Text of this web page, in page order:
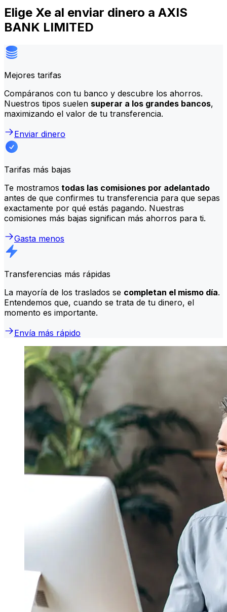
Elige Xe al enviar dinero a AXIS
BANK LIMITED
Mejores tarifas
Compáranos con tu banco y descubre los ahorros.
Nuestros tipos suelen superar a los grandes bancos,
maximizando el valor de tu transferencia.
Enviar dinero
Tarifas más bajas
Te mostramos todas las comisiones por adelantado
antes de que confirmes tu transferencia para que sepas
exactamente por qué estás pagando. Nuestras
comisiones más bajas significan más ahorros para ti.
Gasta menos
Transferencias más rápidas
La mayoría de los traslados se completan el mismo día.
Entendemos que, cuando se trata de tu dinero, el
momento es importante.
Envía más rápido